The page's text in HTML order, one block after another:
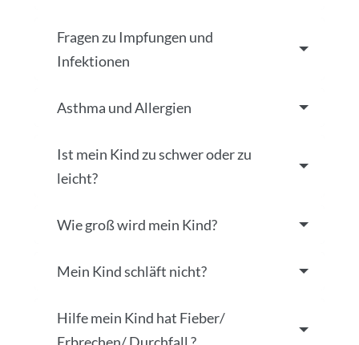
Fragen zu Impfungen und
Infektionen
Asthma und Allergien
Ist mein Kind zu schwer oder zu
leicht?
Wie groß wird mein Kind?
Mein Kind schläft nicht?
Hilfe mein Kind hat Fieber/